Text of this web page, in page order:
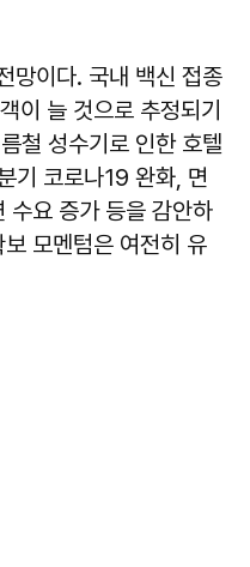
망이다. 국내 백신 접종
이 늘 것으로 추정되기
철 성수기로 인한 호텔
기 코로나19 완화, 면
수요 증가 등을 감안하
모멘텀은 여전히 유